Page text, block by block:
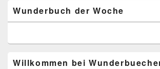
Wunderbuch der Woche
Willkommen bei